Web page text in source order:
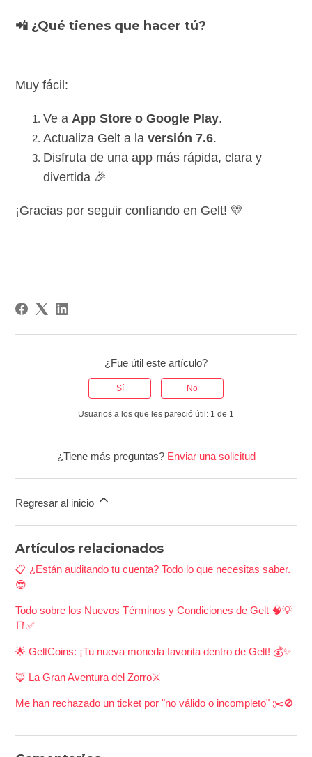
📲 ¿Qué tienes que hacer tú?
Muy fácil:
Ve aApp Store o Google Play.
Actualiza Gelt a laversión 7.6.
Disfruta de una app más rápida, clara y
divertida 🎉
¡Gracias por seguir confiando en Gelt! 💛
¿Fue útil este artículo?
Sí No
Usuarios a los que les pareció útil: 1 de 1
¿Tiene más preguntas? Enviar una solicitud
Regresar al inicio
Artículos relacionados
📋 ¿Están auditando tu cuenta? Todo lo que necesitas saber.
😎
Todo sobre los Nuevos Términos y Condiciones de Gelt 🧠💡
📑✅
🌟 GeltCoins: ¡Tu nueva moneda favorita dentro de Gelt! 💰✨
🦊 La Gran Aventura del Zorro⚔️
Me han rechazado un ticket por "no válido o incompleto" ✂️🚫